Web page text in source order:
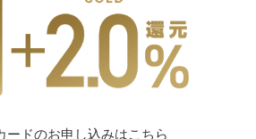
ードのお申し込みはこちら